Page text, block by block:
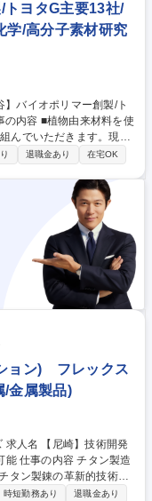
トヨタG主要13社/
学/高分子素材研究
んでいただきます。現在
性を 持つ透明なバイオポ
製品化に向けた応用展開
的には】■バイオポリマ
型・物性評価 ■研究成果
。論文執筆や学会発表な
退職金あり 在宅OK
ョン) フレックス
/金属製品)
製造
術改善による効率化・生
時短勤務あり
退職金あり